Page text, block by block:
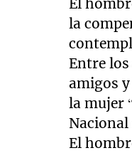
la
Entre
amigos
la mujer
Nacional
El